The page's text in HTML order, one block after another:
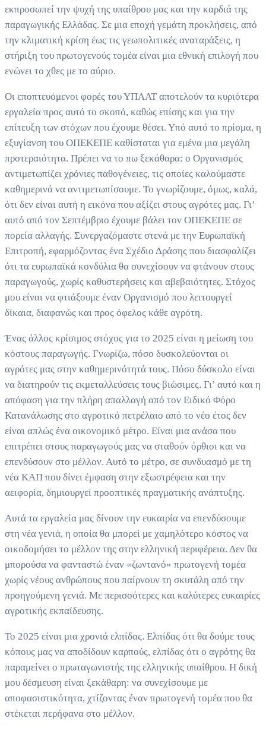
εκπροσωπεί την ψυχή της υπαίθρου μας και την καρδιά της
παραγωγικής Ελλάδας. Σε μια εποχή γεμάτη προκλήσεις, από
την κλιματική κρίση έως τις γεωπολιτικές αναταράξεις, η
στήριξη του πρωτογενούς τομέα είναι μια εθνική επιλογή που
ενώνει το χθες με το αύριο.
Οι εποπτευόμενοι φορές του ΥΠΑΑΤ αποτελούν τα κυριότερα
εργαλεία προς αυτό το σκοπό, καθώς επίσης και για την
επίτευξη των στόχων που έχουμε θέσει. Υπό αυτό το πρίσμα, η
εξυγίανση του ΟΠΕΚΕΠΕ καθίσταται για εμένα μια μεγάλη
προτεραιότητα. Πρέπει να το πω ξεκάθαρα: ο Οργανισμός
αντιμετωπίζει χρόνιες παθογένειες, τις οποίες καλούμαστε
καθημερινά να αντιμετωπίσουμε. Το γνωρίζουμε, όμως, καλά,
ότι δεν είναι αυτή η εικόνα που αξίζει στους αγρότες μας. Γι’
αυτό από τον Σεπτέμβριο έχουμε βάλει τον ΟΠΕΚΕΠΕ σε
πορεία αλλαγής. Συνεργαζόμαστε στενά με την Ευρωπαϊκή
Επιτροπή, εφαρμόζοντας ένα Σχέδιο Δράσης που διασφαλίζει
ότι τα ευρωπαϊκά κονδύλια θα συνεχίσουν να φτάνουν στους
παραγωγούς, χωρίς καθυστερήσεις και αβεβαιότητες. Στόχος
μου είναι να φτιάξουμε έναν Οργανισμό που λειτουργεί
δίκαια, διαφανώς και προς όφελος κάθε αγρότη.
Ένας άλλος κρίσιμος στόχος για το 2025 είναι η μείωση του
κόστους παραγωγής. Γνωρίζω, πόσο δυσκολεύονται οι
αγρότες μας στην καθημερινότητά τους. Πόσο δύσκολο είναι
να διατηρούν τις εκμεταλλεύσεις τους βιώσιμες. Γι’ αυτό και η
απόφαση για την πλήρη απαλλαγή από τον Ειδικό Φόρο
Κατανάλωσης στο αγροτικό πετρέλαιο από το νέο έτος δεν
είναι απλώς ένα οικονομικό μέτρο. Είναι μια ανάσα που
επιτρέπει στους παραγωγούς μας να σταθούν όρθιοι και να
επενδύσουν στο μέλλον. Αυτό το μέτρο, σε συνδυασμό με τη
νέα ΚΑΠ που δίνει έμφαση στην εξωστρέφεια και την
αειφορία, δημιουργεί προοπτικές πραγματικής ανάπτυξης.
Αυτά τα εργαλεία μας δίνουν την ευκαιρία να επενδύσουμε
στη νέα γενιά, η οποία θα μπορεί με χαμηλότερο κόστος να
οικοδομήσει το μέλλον της στην ελληνική περιφέρεια. Δεν θα
μπορούσα να φανταστώ έναν «ζωντανό» πρωτογενή τομέα
χωρίς νέους ανθρώπους που παίρνουν τη σκυτάλη από την
προηγούμενη γενιά. Με περισσότερες και καλύτερες ευκαιρίες
αγροτικής εκπαίδευσης.
Το 2025 είναι μια χρονιά ελπίδας. Ελπίδας ότι θα δούμε τους
κόπους μας να αποδίδουν καρπούς, ελπίδας ότι ο αγρότης θα
παραμείνει ο πρωταγωνιστής της ελληνικής υπαίθρου. Η δική
μου δέσμευση είναι ξεκάθαρη: να συνεχίσουμε με
αποφασιστικότητα, χτίζοντας έναν πρωτογενή τομέα που θα
στέκεται περήφανα στο μέλλον.